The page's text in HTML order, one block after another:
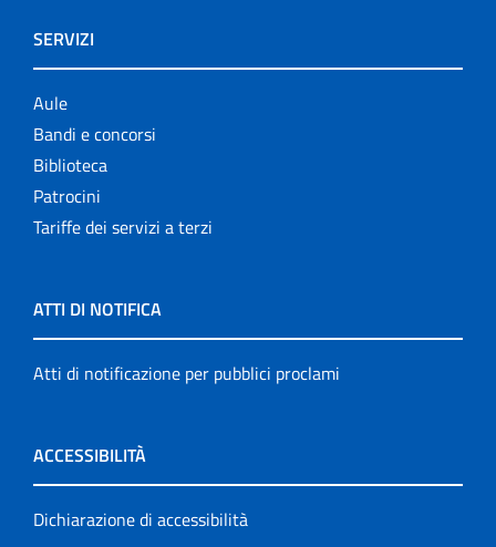
SERVIZI
Aule
Bandi e concorsi
Biblioteca
Patrocini
Tariffe dei servizi a terzi
ATTI DI NOTIFICA
Atti di notificazione per pubblici proclami
ACCESSIBILITÀ
Dichiarazione di accessibilità